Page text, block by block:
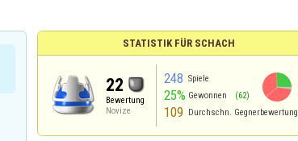
STATISTIK FÜR SCHACH
22
Bewertung
Novize
248 Spiele
25% Gewonnen (62)
109 Durchschn. Gegnerbewertung